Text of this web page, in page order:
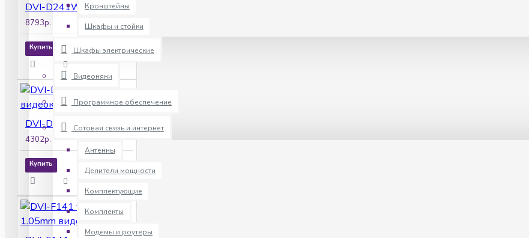
Кронштейны
Шкафы и стойки
Шкафы электрические
Видеоняни
Программное обеспечение
Сотовая связь и интернет
Антенны
Делители мощности
Комплектующие
Комплекты
Модемы и роутеры
DVI-D241W SD 4Mpix 2.8mm видеокамера IP
8793р.
Купить
DVI-D325V POE LV видеокамера IP
4302р.
Купить